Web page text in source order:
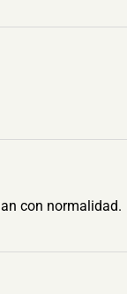
con normalidad.